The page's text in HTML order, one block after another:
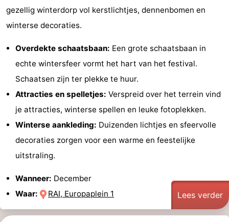
gezellig winterdorp vol kerstlichtjes, dennenbomen en
winterse decoraties.
Overdekte schaatsbaan: Een grote schaatsbaan in
echte wintersfeer vormt het hart van het festival.
Schaatsen zijn ter plekke te huur.
Attracties en spelletjes: Verspreid over het terrein vind
je attracties, winterse spellen en leuke fotoplekken.
Winterse aankleding: Duizenden lichtjes en sfeervolle
decoraties zorgen voor een warme en feestelijke
uitstraling.
Wanneer: December
Waar:
RAI, Europaplein 1 Lees verder